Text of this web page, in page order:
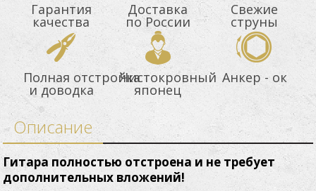
Гарантия
качества
Доставка
по России
Свежие
струны
Полная отстройка
и доводка
Чистокровный
японец
Анкер - ок
Описание
Гитара полностью отстроена и не требует
дополнительных вложений!